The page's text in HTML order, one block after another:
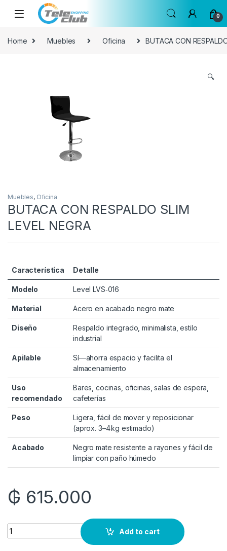
Skip to navigation
Skip to content
0
Home Muebles Oficina BUTACA CON
🔍
Muebles, Oficina
BUTACA CON RESPALDO SLIM
LEVEL NEGRA
Característica Detalle
Modelo Level LVS‑016
Material Acero en acabado negro mate
Diseño
Respaldo integrado, minimalista, estilo
industrial
Apilable
Sí—ahorra espacio y facilita el
almacenamiento
Uso
recomendado
Bares, cocinas, oficinas, salas de espera,
cafeterías
Peso
Ligera, fácil de mover y reposicionar
(aprox. 3–4 kg estimado)
Acabado
Negro mate resistente a rayones y fácil de
limpiar con paño húmedo
₲ 615.000
Quantity
Add to cart